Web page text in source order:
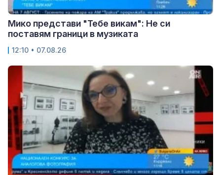
Мико представи "Тебе викам": Не си
поставям граници в музиката
12:10 • 07.08.26